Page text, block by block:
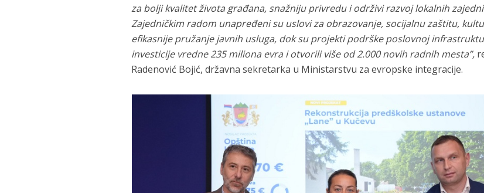
za bolji kvalitet života građana, snažniju privredu i održivi razvoj lokalnih
Zajedničkim radom unapređeni su uslovi za obrazovanje, socijalnu zaštitu,
efikasnije pružanje javnih usluga, dok su projekti podrške poslovnoj
investicije vredne 235 miliona evra i otvorili više od 2.000 novih radnih mesta”,
Radenović Bojić, državna sekretarka u Ministarstvu za evropske integracije.